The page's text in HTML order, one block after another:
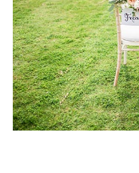
สุขภาพ
ท่อง
เที่ยว
สูตร
อาหาร
ง่ายๆ